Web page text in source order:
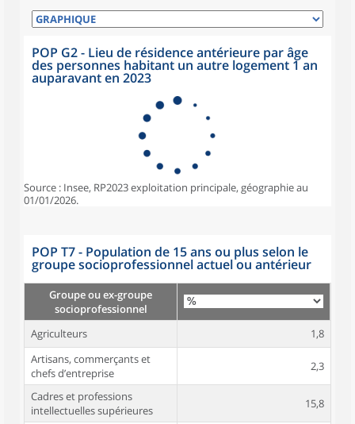
POP G2 - Lieu de résidence antérieure par âge
des personnes habitant un autre logement 1 an
auparavant en 2023
Source : Insee, RP2023 exploitation principale, géographie au
01/01/2026.
POP T7 - Population de 15 ans ou plus selon le
groupe socioprofessionnel actuel ou antérieur
Groupe ou ex-groupe
socioprofessionnel
Agriculteurs
1,8
Artisans, commerçants et
chefs d’entreprise
2,3
Cadres et professions
intellectuelles supérieures
15,8